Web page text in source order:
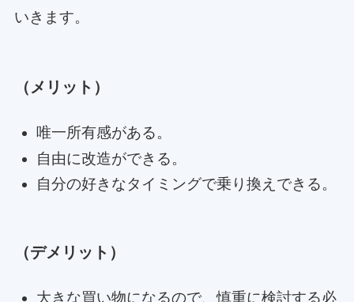
いきます。
（メリット）
唯一所有感がある。
自由に改造ができる。
自分の好きなタイミングで乗り換えできる。
（デメリット）
大きな買い物になるので、慎重に検討する必